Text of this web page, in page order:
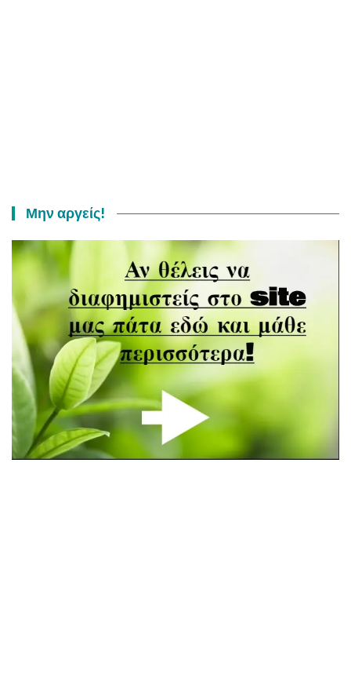
Μην αργείς!